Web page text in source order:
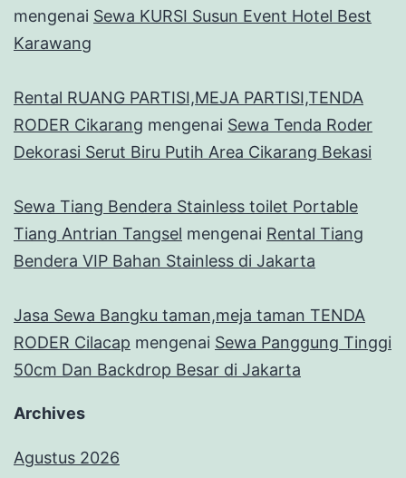
mengenai Sewa KURSI Susun Event Hotel Best
Karawang
Rental RUANG PARTISI,MEJA PARTISI,TENDA
RODER Cikarang mengenai Sewa Tenda Roder
Dekorasi Serut Biru Putih Area Cikarang Bekasi
Sewa Tiang Bendera Stainless toilet Portable
Tiang Antrian Tangsel mengenai Rental Tiang
Bendera VIP Bahan Stainless di Jakarta
Jasa Sewa Bangku taman,meja taman TENDA
RODER Cilacap mengenai Sewa Panggung Tinggi
50cm Dan Backdrop Besar di Jakarta
Archives
Agustus 2026